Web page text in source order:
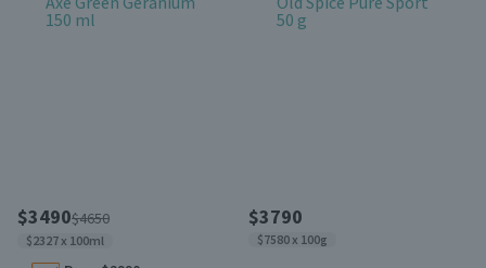
$3490$4650
$2327 x 100ml
$3790
$7580 x 100g